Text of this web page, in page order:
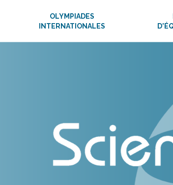
OLYMPIADES
INTERNATIONALES
l’École –